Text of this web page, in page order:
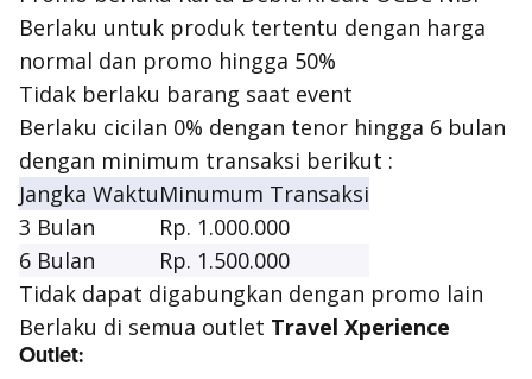
Berlaku untuk produk tertentu dengan harga
normal dan promo hingga 50%
Tidak berlaku barang saat event
Berlaku cicilan 0% dengan tenor hingga 6 bulan
dengan minimum transaksi berikut :
Jangka WaktuMinumum Transaksi
3 Bulan
Rp. 1.000.000
6 Bulan
Rp. 1.500.000
Tidak dapat digabungkan dengan promo lain
Berlaku di semua outlet Travel Xperience
Outlet: